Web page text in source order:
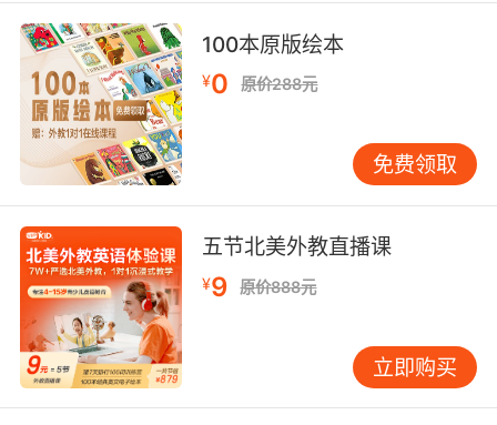
文书籍，喜欢科学的孩子可以看浅显的英文科普
视频。 了解了各年龄段特点，我们再来看看在家
中可以如何实践。对于学龄前儿童，建议每天有
20-30分钟的英语互动时间。可以是亲子共读英
文绘本，一起看一集简短的英文动画片，或玩英
语游戏。关键是要让孩子感到有趣，而非一项任
务。对于学龄孩子，家长的角色更多是支持者与
陪伴者。可以帮助孩子建立良好的学习习惯，比
如固定每日的英语学习时间；也可以鼓励孩子参
加英语角或线上交流活动。 或许有家长担心自己
英语不够好，无法辅导。其实，家长不必成为孩
子的英语老师，只需成为学习伙伴。你可以和孩
子一起从零开始，共听儿歌，同看动画，齐读绘
本。你的参与和鼓励，比任何专业教学都更重
100本原版绘本
¥0 原价288元
免费领取
五节北美外教直播课
¥9 原价888元
立即购买